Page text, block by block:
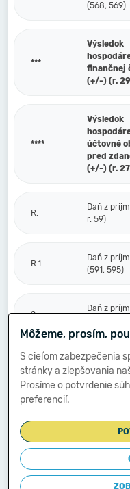
(568, 569)
***
Výsledok
finančnej
(+/-) (r.
****
Výsledok
účtovné
pred
(+/-) (r.
R.
Daň z
r. 59)
R.1.
Daň z
(591, 595)
2.
Daň z
S.
Prevod
výsledku
****
Výsledok
účtovné
zdanení
Môžeme, prosím,
S cieľom zabezpečenia
stránky a zlepšovania
Prosíme o potvrdenie
preferencií.